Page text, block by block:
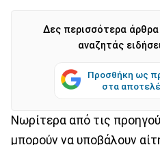
Δες περισσότερα
αναζητάς
Προσθήκη ως
στα
Νωρίτερα από τις
μπορούν να υποβάλουν